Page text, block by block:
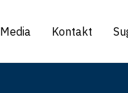
Media Kontakt